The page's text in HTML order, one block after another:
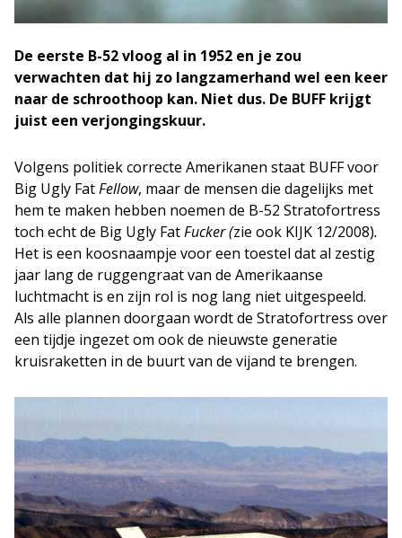
De eerste B-52 vloog al in 1952 en je zou
verwachten dat hij zo langzamerhand wel een keer
naar de schroothoop kan. Niet dus. De BUFF krijgt
juist een verjongingskuur.
Volgens politiek correcte Amerikanen staat BUFF voor
Big Ugly FatFellow, maar de mensen die dagelijks met
hem te maken hebben noemen de B-52 Stratofortress
toch echt de Big Ugly FatFucker (zie ook KIJK 12/2008).
Het is een koosnaampje voor een toestel dat al zestig
jaar lang de ruggengraat van de Amerikaanse
luchtmacht is en zijn rol is nog lang niet uitgespeeld.
Als alle plannen doorgaan wordt de Stratofortress over
een tijdje ingezet om ook de nieuwste generatie
kruisraketten in de buurt van de vijand te brengen.